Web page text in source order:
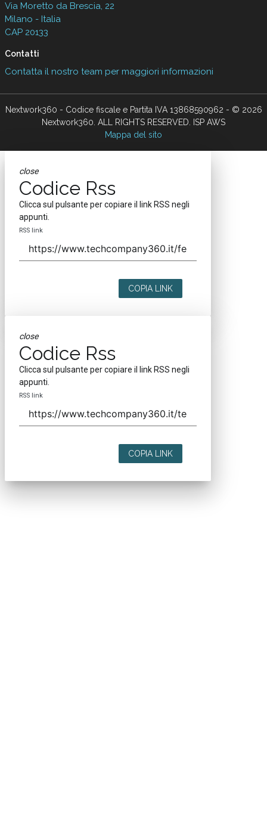
Via Moretto da Brescia, 22
Milano - Italia
CAP 20133
Contatti
Contatta il nostro team per maggiori informazioni
Nextwork360 - Codice fiscale e Partita IVA 13868590962 - © 2026
Nextwork360. ALL RIGHTS RESERVED. ISP AWS
Mappa del sito
close
Codice Rss
Clicca sul pulsante per copiare il link RSS negli
appunti.
RSS link
COPIA LINK
close
Codice Rss
Clicca sul pulsante per copiare il link RSS negli
appunti.
RSS link
COPIA LINK